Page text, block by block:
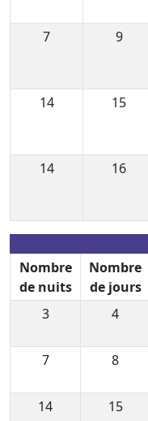
7
9
14
15
14
16
Nombre
de nuits
Nombre
de jours
3
4
7
8
14
15